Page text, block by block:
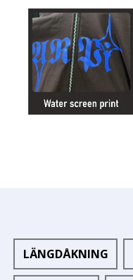
LÄNGDÅKNING